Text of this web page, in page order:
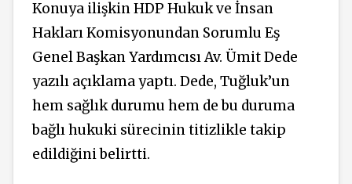
Konuya ilişkin HDP Hukuk ve İnsan
Hakları Komisyonundan Sorumlu Eş
Genel Başkan Yardımcısı Av. Ümit Dede
yazılı açıklama yaptı. Dede, Tuğluk’un
hem sağlık durumu hem de bu duruma
bağlı hukuki sürecinin titizlikle takip
edildiğini belirtti.